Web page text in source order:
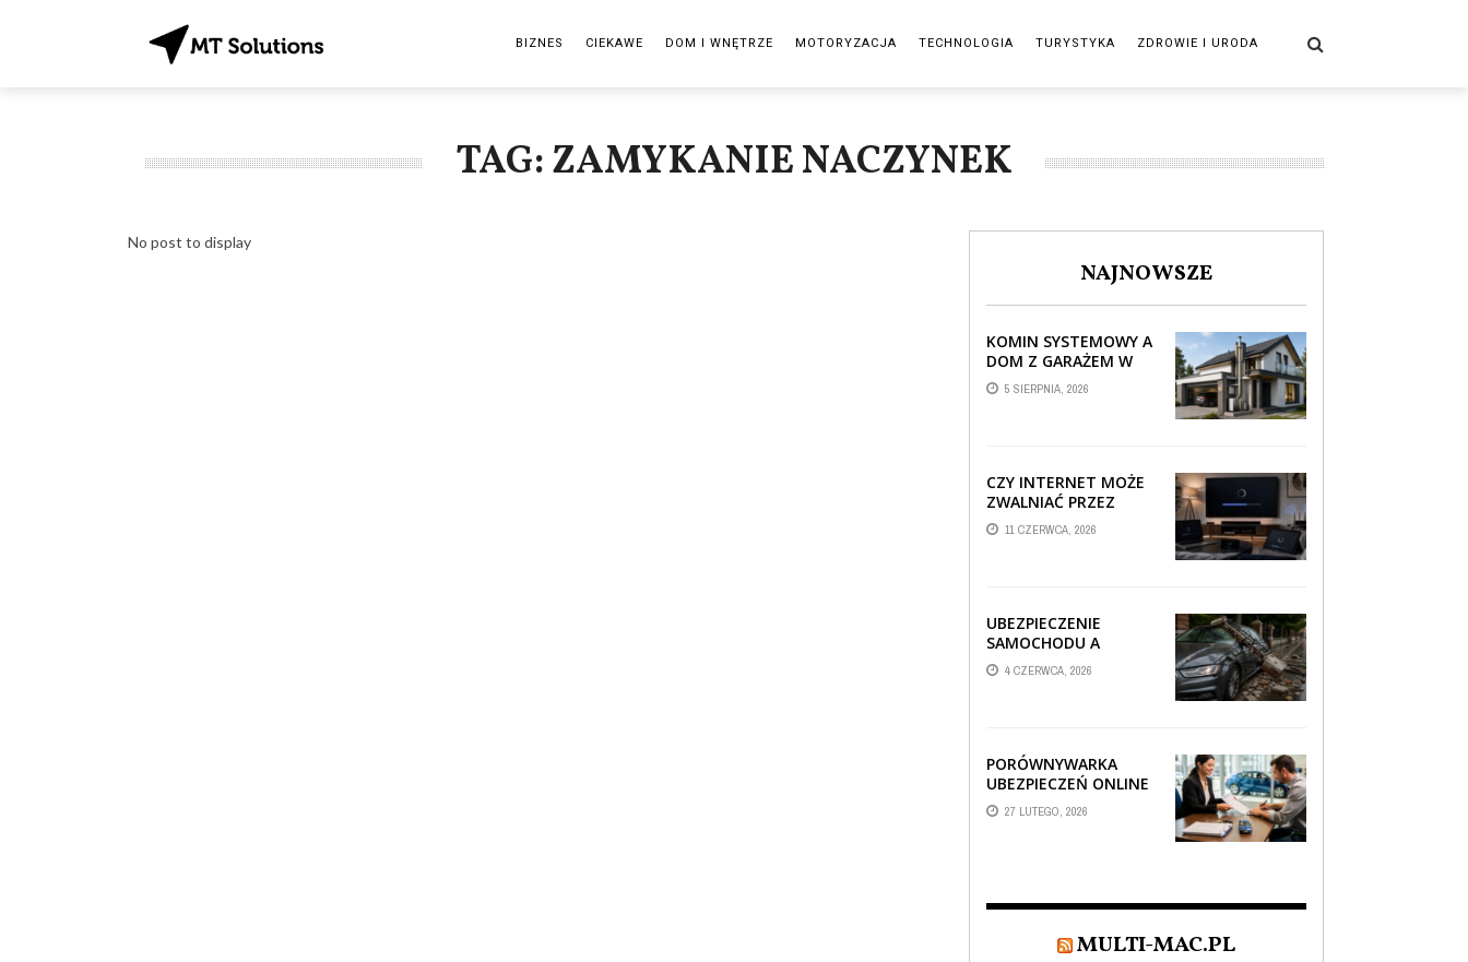
BIZNES CIEKAWE DOM I WNĘTRZE MOTORYZACJA TECHNOLOGIA TURYSTYKA ZDROWIE I URODA
TAG: ZAMYKANIE NACZYNEK
No post to display
NAJNOWSZE
KOMIN SYSTEMOWY A
DOM Z GARAŻEM W
BRYLE – JAK STREFA
TECHNICZNA WPŁYWA
5 SIERPNIA, 2026
CZY INTERNET MOŻE
ZWALNIAĆ PRZEZ
AUTOMATYCZNE
AKTUALIZACJE
11 CZERWCA, 2026
UBEZPIECZENIE
SAMOCHODU A
SZKODA PO
USZKODZENIU AUTA
4 CZERWCA, 2026
PORÓWNYWARKA
UBEZPIECZEŃ ONLINE
– JAK WYBRAĆ POLISĘ,
KTÓRA REALNIE
27 LUTEGO, 2026
MULTI-MAC.PL